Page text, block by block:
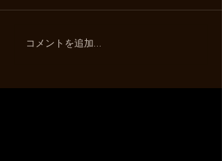
コメントを追加…